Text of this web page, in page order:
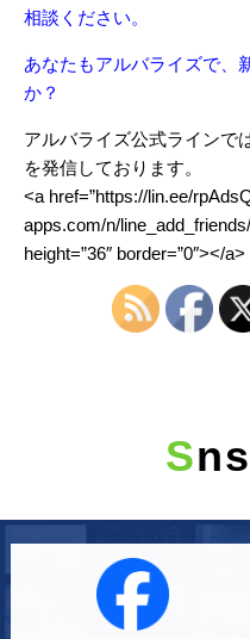
相談ください。
あなたもアルバライズで、
か？
アルバライズ公式ラインで
を発信しております。
<a href=”https://lin.ee/
apps.com/n/
height=”36″ border=”0″></a>
Sns